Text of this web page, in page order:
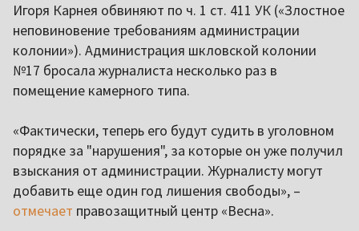
Игоря Карнея обвиняют по ч. 1 ст. 411 УК («Злостное
неповиновение требованиям администрации
колонии»). Администрация шкловской колонии
№17 бросала журналиста несколько раз в
помещение камерного типа.
«Фактически, теперь его будут судить в уголовном
порядке за "нарушения", за которые он уже получил
взыскания от администрации. Журналисту могут
добавить еще один год лишения свободы», –
отмечает правозащитный центр «Весна».